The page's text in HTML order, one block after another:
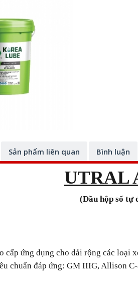
Sản phẩm liên quan Bình luận
UTRAL
(Dầu hộp số tự
cấp ứng dụng cho dải rộng các
chuẩn đáp ứng: GM IIIG, Allison